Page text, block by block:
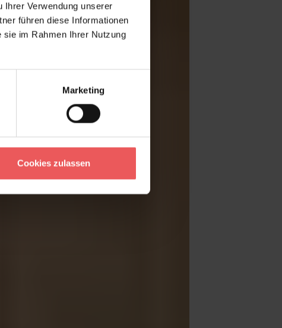
Ihrer Verwendung unserer
führen diese Informationen
sie im Rahmen Ihrer Nutzung
Marketing
Cookies zulassen